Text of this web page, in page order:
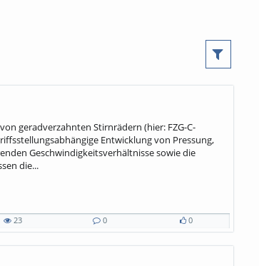
geradverzahnten Stirnrädern (hier: FZG-C-
Entwicklung von Pressung,
Geschwindigkeitsverhältnisse sowie die
die...
23
0
0